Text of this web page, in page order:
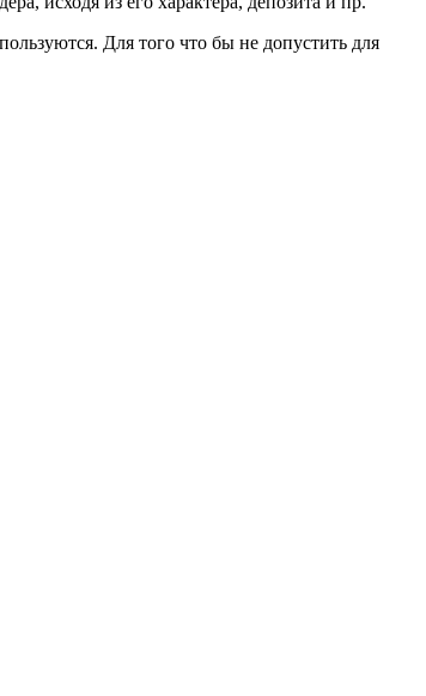
Для того что бы не допустить для